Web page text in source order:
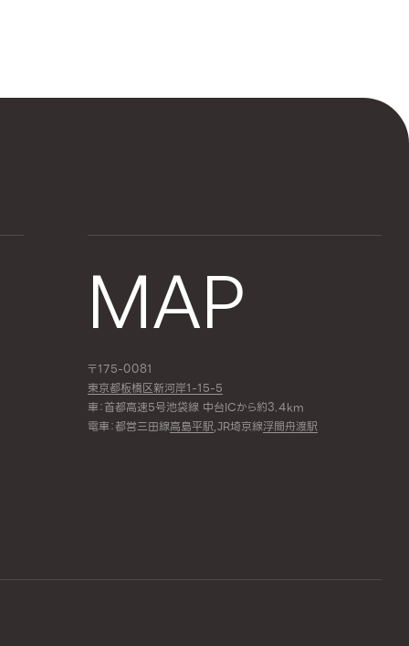
MAP
〒175-0081
東京都板橋区新河岸1-15-5
車：首都高速5号池袋線 中台ICから約3.4km
電車：都営三田線高島平駅,JR埼京線浮間舟渡駅